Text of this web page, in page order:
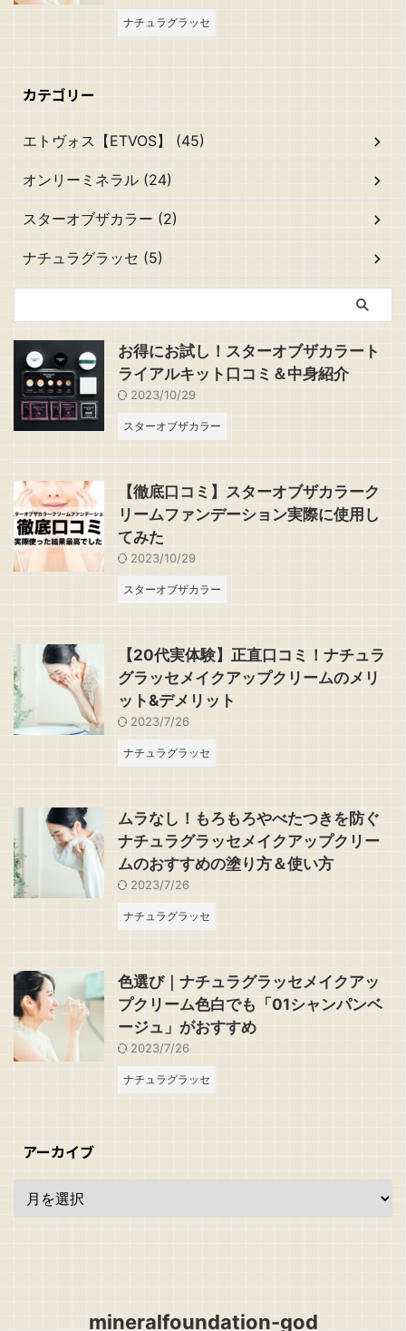
ナチュラグラッセ
カテゴリー
エトヴォス【ETVOS】 (45)
オンリーミネラル (24)
スターオブザカラー (2)
ナチュラグラッセ (5)
お得にお試し！スターオブザカラート
ライアルキット口コミ＆中身紹介
2023/10/29
スターオブザカラー
【徹底口コミ】スターオブザカラーク
リームファンデーション実際に使用し
てみた
2023/10/29
スターオブザカラー
【20代実体験】正直口コミ！ナチュラ
グラッセメイクアップクリームのメリ
ット&デメリット
2023/7/26
ナチュラグラッセ
ムラなし！もろもろやべたつきを防ぐ
ナチュラグラッセメイクアップクリー
ムのおすすめの塗り方＆使い方
2023/7/26
ナチュラグラッセ
色選び｜ナチュラグラッセメイクアッ
プクリーム色白でも「01シャンパンベ
ージュ」がおすすめ
2023/7/26
ナチュラグラッセ
アーカイブ
mineralfoundation-god